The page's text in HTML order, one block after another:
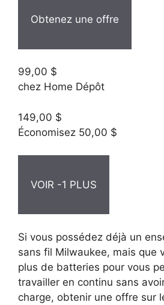
Obtenez une offre
99,00 $
chez Home Dépôt
149,00 $
Économisez 50,00 $
VOIR -1 PLUS
Si vous possédez déjà un
sans fil Milwaukee, mais que
plus de batteries pour vous
travailler en continu sans
charge, obtenir une offre sur